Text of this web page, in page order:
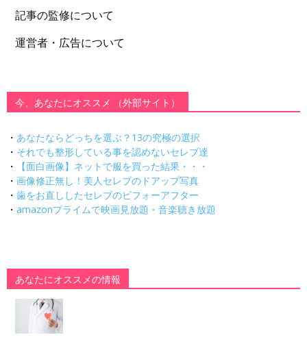
記事の監修について
運営者・広告について
今、あなたにオススメ （外部サイト）
・ あなたならどっちを選ぶ？13の究極の選択
・ それでも整形している事を認めないセレブ達
・
【面白画像】ネットで服を買った結果・・・
・ 画像修正無し！美人セレブのドアップ写真
・ 歯をお直ししたセレブのビフォーアフター
・ amazonプライムで映画見放題・音楽聴き放題
あなたにオススメの情報